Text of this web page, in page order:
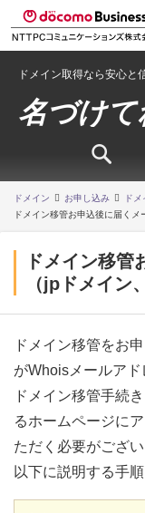
ドメイン取得なら安心と
名づけて
ドメイン お申し込み
ド
ドメイン移管お申込後に届くメ
ドメイン移
（jpドメイン
ドメイン移管をお
がWhoisメールアド
ドメイン移管手続
るホームページに
ただく必要がござい
以下に説明する手